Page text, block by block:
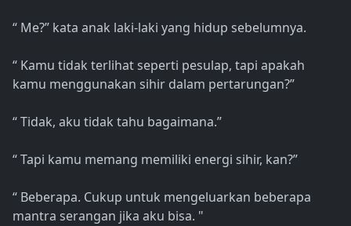
“ Me?” kata anak laki-laki yang hidup sebelumnya.
“ Kamu tidak terlihat seperti pesulap, tapi apakah
kamu menggunakan sihir dalam pertarungan?”
“ Tidak, aku tidak tahu bagaimana.”
“ Tapi kamu memang memiliki energi sihir, kan?”
“ Beberapa. Cukup untuk mengeluarkan beberapa
mantra serangan jika aku bisa. "